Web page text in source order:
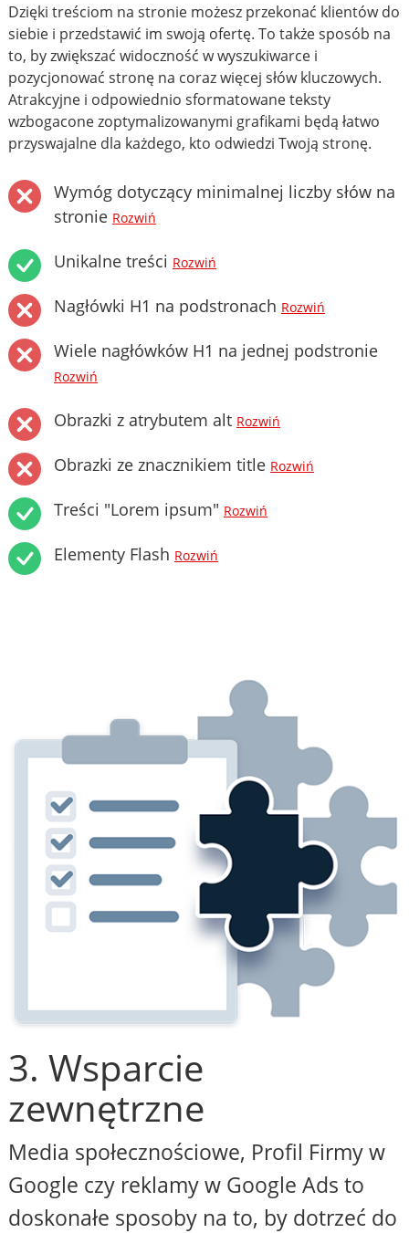
Dzięki treściom na stronie możesz przekonać klientów do
siebie i przedstawić im swoją ofertę. To także sposób na
to, by zwiększać widoczność w wyszukiwarce i
pozycjonować stronę na coraz więcej słów kluczowych.
Atrakcyjne i odpowiednio sformatowane teksty
wzbogacone zoptymalizowanymi grafikami będą łatwo
przyswajalne dla każdego, kto odwiedzi Twoją stronę.
Wymóg dotyczący minimalnej liczby słów na
stronie Rozwiń
Unikalne treści Rozwiń
Nagłówki H1 na podstronach Rozwiń
Wiele nagłówków H1 na jednej podstronie
Rozwiń
Obrazki z atrybutem alt Rozwiń
Obrazki ze znacznikiem title Rozwiń
Treści "Lorem ipsum" Rozwiń
Elementy Flash Rozwiń
3. Wsparcie
zewnętrzne
Media społecznościowe, Profil Firmy w
Google czy reklamy w Google Ads to
doskonałe sposoby na to, by dotrzeć do